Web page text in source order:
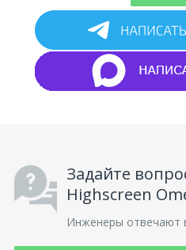
Задайте
Highscreen
Инженеры отвечают